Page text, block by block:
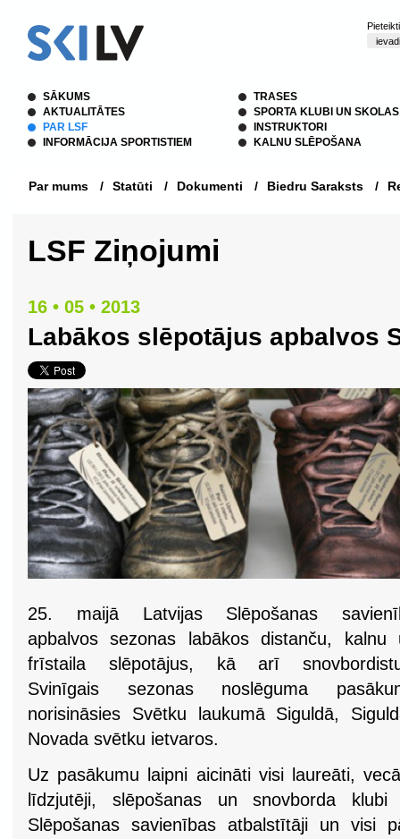
SĀKUMS
AKTUALITĀTES
PAR LSF
INFORMĀCIJA SPORTISTIEM
TRASES
SPORTA KLUBI UN SKOLAS
INSTRUKTORI
KALNU SLĒPOŠANA
Par mums / Statūti / Dokumenti / Biedru Saraksts /
LSF Ziņojumi
16 • 05 • 2013
Labākos slēpotājus apbalvos
25. maijā Latvijas Slēpošanas
apbalvos sezonas labākos distanču, kalnu
frīstaila slēpotājus, kā arī
Svinīgais sezonas noslēguma
norisināsies Svētku laukumā Siguldā,
Novada svētku ietvaros.
Uz pasākumu laipni aicināti visi laureāti,
līdzjutēji, slēpošanas un snovborda
Slēpošanas savienības atbalstītāji un visi